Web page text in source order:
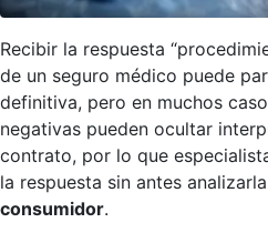
Recibir la respuesta
de un seguro médico puede
definitiva, pero en muchos
negativas pueden ocultar
contrato, por lo que
la respuesta sin antes
consumidor.